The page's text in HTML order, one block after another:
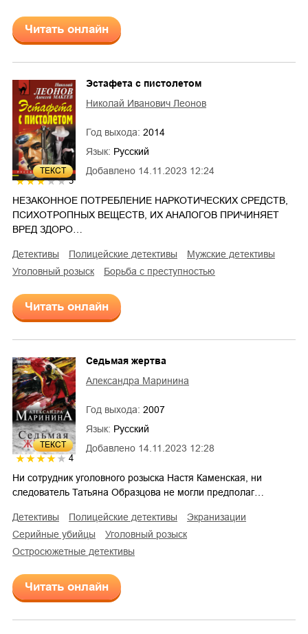
Читать онлайн
ТЕКСТ
3
Добавлено 14.11.2023 12:24
Эстафета с пистолетом
Николай Иванович Леонов
Год выхода: 2014
Язык: Русский
НЕЗАКОННОЕ ПОТРЕБЛЕНИЕ НАРКОТИЧЕСКИХ СРЕДСТВ,
ПСИХОТРОПНЫХ ВЕЩЕСТВ, ИХ АНАЛОГОВ ПРИЧИНЯЕТ
ВРЕД ЗДОРО…
детективы полицейские детективы
мужские детективы
уголовный розыск
борьба с преступностью
Читать онлайн
ТЕКСТ
4
Добавлено 14.11.2023 12:28
Седьмая жертва
Александра Маринина
Год выхода: 2007
Язык: Русский
Ни сотрудник уголовного розыска Настя Каменская, ни
следователь Татьяна Образцова не могли предполаг…
детективы полицейские детективы
экранизации
серийные убийцы
уголовный розыск
остросюжетные детективы
Читать онлайн